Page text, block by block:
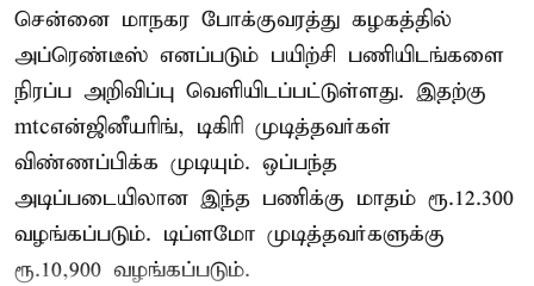
சென்னை மாநகர போக்குவரத்து கழகத்தில்
அப்ரெண்டீஸ் எனப்படும் பயிற்சி பணியிடங்களை
நிரப்ப அறிவிப்பு வெளியிடப்பட்டுள்ளது. இதற்கு
mtcஎன்ஜினீயரிங், டிகிரி முடித்தவர்கள்
விண்ணப்பிக்க முடியும். ஒப்பந்த
அடிப்படையிலான இந்த பணிக்கு மாதம் ரூ.12.300
வழங்கப்படும். டிப்ளமோ முடித்தவர்களுக்கு
ரூ.10,900 வழங்கப்படும்.